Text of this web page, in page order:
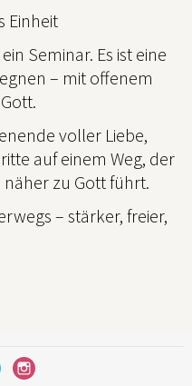
Einheit
Seminar. Es ist eine
– mit offenem
voller Liebe,
auf einem Weg, der
zu Gott führt.
– stärker, freier,